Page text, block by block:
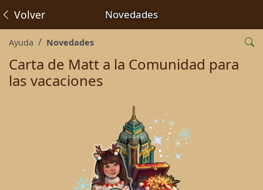
Novedades
Volver
Ayuda Novedades
Carta de Matt a la Comunidad para
las vacaciones